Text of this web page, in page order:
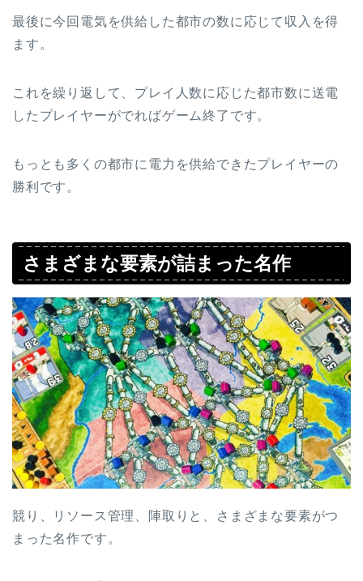
最後に今回電気を供給した都市の数に応じて収入を得
ます。
これを繰り返して、プレイ人数に応じた都市数に送電
したプレイヤーがでればゲーム終了です。
もっとも多くの都市に電力を供給できたプレイヤーの
勝利です。
さまざまな要素が詰まった名作
競り、リソース管理、陣取りと、さまざまな要素がつ
まった名作です。